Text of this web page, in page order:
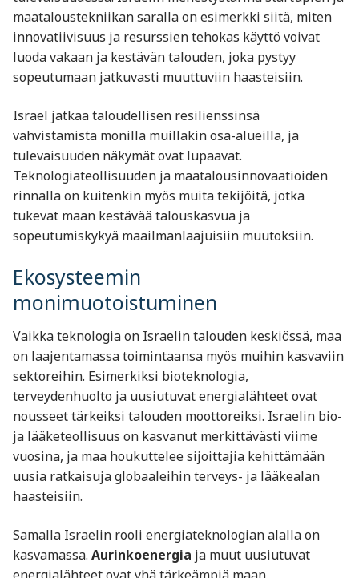
maataloustekniikan saralla on esimerkki siitä, miten
innovatiivisuus ja resurssien tehokas käyttö voivat
luoda vakaan ja kestävän talouden, joka pystyy
sopeutumaan jatkuvasti muuttuviin haasteisiin.
Israel jatkaa taloudellisen resilienssinsä
vahvistamista monilla muillakin osa-alueilla, ja
tulevaisuuden näkymät ovat lupaavat.
Teknologiateollisuuden ja maatalousinnovaatioiden
rinnalla on kuitenkin myös muita tekijöitä, jotka
tukevat maan kestävää talouskasvua ja
sopeutumiskykyä maailmanlaajuisiin muutoksiin.
Ekosysteemin
monimuotoistuminen
Vaikka teknologia on Israelin talouden keskiössä, maa
on laajentamassa toimintaansa myös muihin kasvaviin
sektoreihin. Esimerkiksi bioteknologia,
terveydenhuolto ja uusiutuvat energialähteet ovat
nousseet tärkeiksi talouden moottoreiksi. Israelin bio-
ja lääketeollisuus on kasvanut merkittävästi viime
vuosina, ja maa houkuttelee sijoittajia kehittämään
uusia ratkaisuja globaaleihin terveys- ja lääkealan
haasteisiin.
Samalla Israelin rooli energiateknologian alalla on
kasvamassa. Aurinkoenergia ja muut uusiutuvat